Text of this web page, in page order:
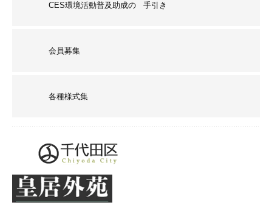
CES環境活動普及助成の 手引き
会員募集
各種様式集